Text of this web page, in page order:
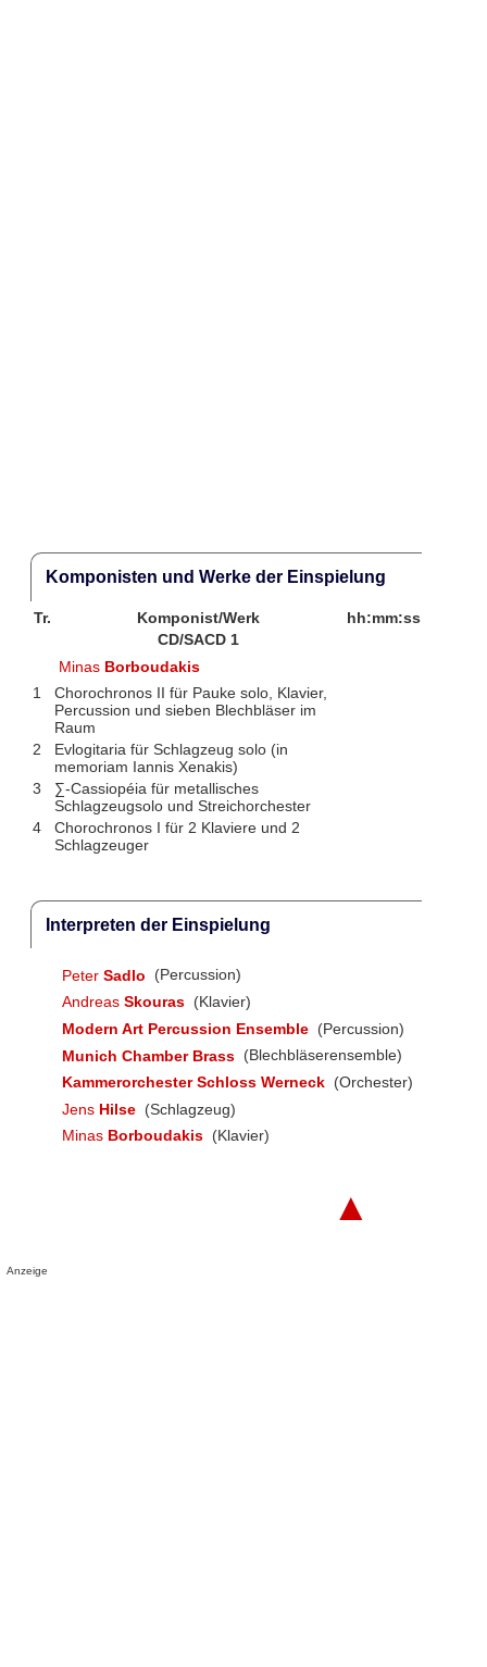
Komponisten und Werke der Einspielung
Tr. Komponist/Werk
hh:mm:ss
CD/SACD 1
Minas Borboudakis
1
Chorochronos II für Pauke solo, Klavier,
Percussion und sieben Blechbläser im
Raum
2
Evlogitaria für Schlagzeug solo (in
memoriam Iannis Xenakis)
3
∑-Cassiopéia für metallisches
Schlagzeugsolo und Streichorchester
4
Chorochronos I für 2 Klaviere und 2
Schlagzeuger
Interpreten der Einspielung
Peter Sadlo
(Percussion)
Andreas Skouras (Klavier)
Modern Art Percussion Ensemble (Percussion)
Munich Chamber Brass (Blechbläserensemble)
Kammerorchester Schloss Werneck (Orchester)
Jens Hilse (Schlagzeug)
Minas Borboudakis (Klavier)
▲
Anzeige